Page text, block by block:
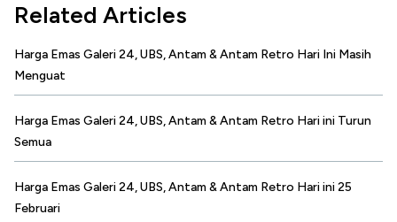
Related Articles
Harga Emas Galeri 24, UBS, Antam & Antam Retro Hari Ini Masih
Menguat
Harga Emas Galeri 24, UBS, Antam & Antam Retro Hari ini Turun
Semua
Harga Emas Galeri 24, UBS, Antam & Antam Retro Hari ini 25
Februari